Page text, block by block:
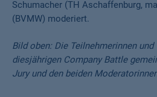
Schumacher (TH Aschaffenburg,
(BVMW) moderiert.
Bild oben: Die Teilnehmerinnen und
diesjährigen Company Battle
Jury und den beiden